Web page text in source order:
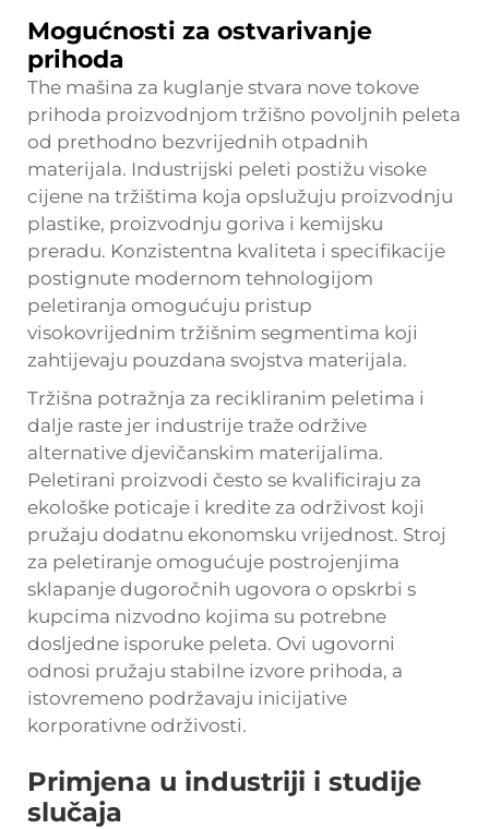
Mogućnosti za ostvarivanje
prihoda
The mašina za kuglanje stvara nove tokove
prihoda proizvodnjom tržišno povoljnih peleta
od prethodno bezvrijednih otpadnih
materijala. Industrijski peleti postižu visoke
cijene na tržištima koja opslužuju proizvodnju
plastike, proizvodnju goriva i kemijsku
preradu. Konzistentna kvaliteta i specifikacije
postignute modernom tehnologijom
peletiranja omogućuju pristup
visokovrijednim tržišnim segmentima koji
zahtijevaju pouzdana svojstva materijala.
Tržišna potražnja za recikliranim peletima i
dalje raste jer industrije traže održive
alternative djevičanskim materijalima.
Peletirani proizvodi često se kvalificiraju za
ekološke poticaje i kredite za održivost koji
pružaju dodatnu ekonomsku vrijednost. Stroj
za peletiranje omogućuje postrojenjima
sklapanje dugoročnih ugovora o opskrbi s
kupcima nizvodno kojima su potrebne
dosljedne isporuke peleta. Ovi ugovorni
odnosi pružaju stabilne izvore prihoda, a
istovremeno podržavaju inicijative
korporativne održivosti.
Primjena u industriji i studije
slučaja